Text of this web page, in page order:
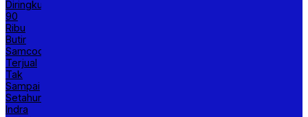
Diringkus
90
Ribu
Butir
Samcodin
Terjual
Tak
Sampai
Setahun,
Indra